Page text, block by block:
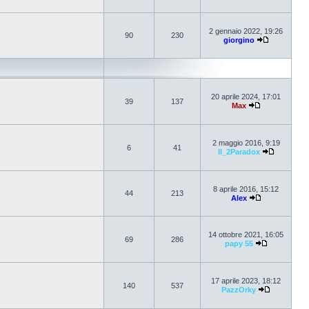
90 230
2 gennaio 2022, 19:26
giorgino
39 137
20 aprile 2024, 17:01
Max
6 41
2 maggio 2016, 9:19
Il_2Paradox
44 213
8 aprile 2016, 15:12
Alex
69 286
14 ottobre 2021, 16:05
papy 55
140 537
17 aprile 2023, 18:12
PazzOrky